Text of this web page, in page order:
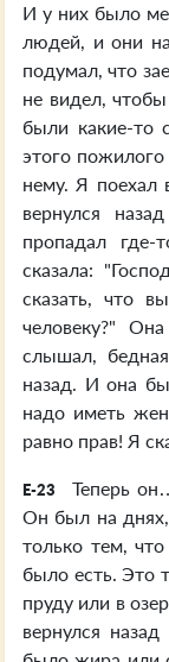
И у них было
людей, и они
подумал, что
не видел,
были какие-то
этого пожилого
нему. Я поехал
вернулся
пропадал
сказала:
сказать, что
человеку?"
слышал,
назад. И она
надо иметь
равно прав! Я
E-23
Теперь
Он был на днях,
только тем,
было есть. Это
пруду или в
вернулся